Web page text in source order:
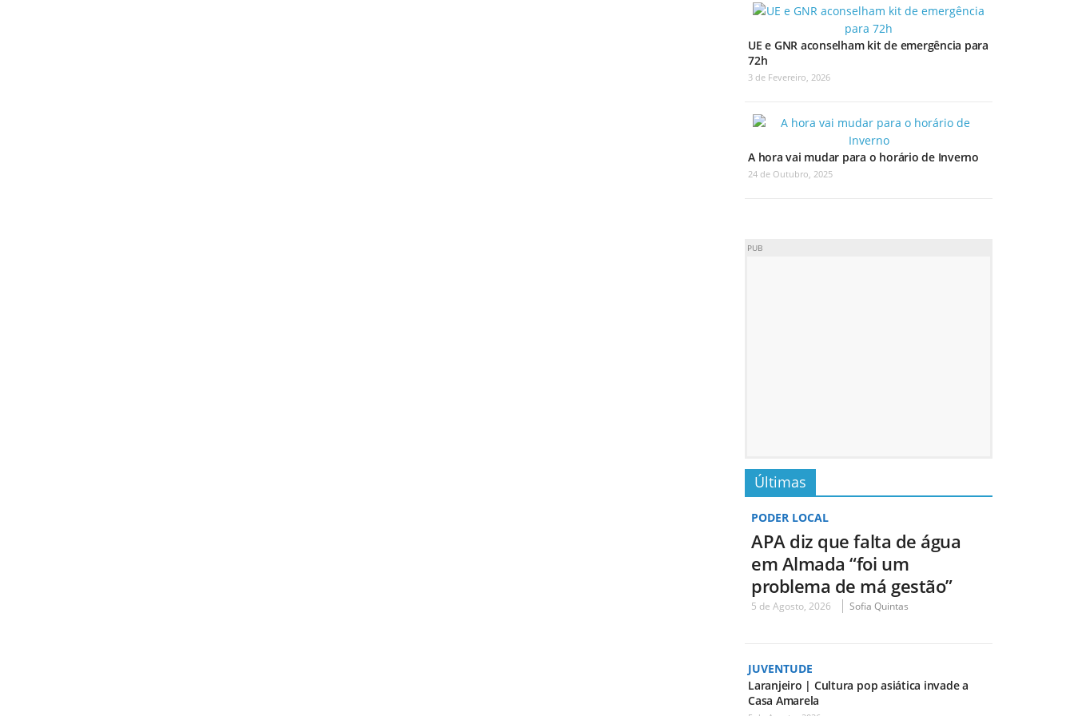
UE e GNR aconselham kit de emergência para
72h
3 de Fevereiro, 2026
A hora vai mudar para o horário de Inverno
24 de Outubro, 2025
PUB
Últimas
PODER LOCAL
APA diz que falta de água
em Almada “foi um
problema de má gestão”
5 de Agosto, 2026 Sofia Quintas
JUVENTUDE
Laranjeiro | Cultura pop asiática invade a
Casa Amarela